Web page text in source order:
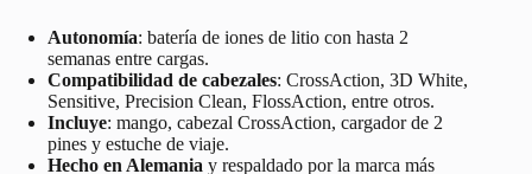
Autonomía: batería de iones de litio con hasta 2
semanas entre cargas.
Compatibilidad de cabezales: CrossAction, 3D White,
Sensitive, Precision Clean, FlossAction, entre otros.
Incluye: mango, cabezal CrossAction, cargador de 2
pines y estuche de viaje.
Hecho en Alemania y respaldado por la marca más